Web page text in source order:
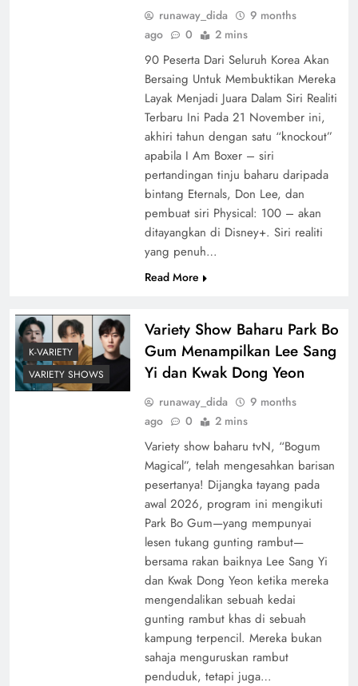
runaway_dida
9 months
ago
0 2 mins
90 Peserta Dari Seluruh Korea Akan
Bersaing Untuk Membuktikan Mereka
Layak Menjadi Juara Dalam Siri Realiti
Terbaru Ini Pada 21 November ini,
akhiri tahun dengan satu “knockout”
apabila I Am Boxer – siri
pertandingan tinju baharu daripada
bintang Eternals, Don Lee, dan
pembuat siri Physical: 100 – akan
ditayangkan di Disney+. Siri realiti
yang penuh…
Read More
K-VARIETY
VARIETY SHOWS
Variety Show Baharu Park Bo
Gum Menampilkan Lee Sang
Yi dan Kwak Dong Yeon
runaway_dida
9 months
ago
0 2 mins
Variety show baharu tvN, “Bogum
Magical”, telah mengesahkan barisan
pesertanya! Dijangka tayang pada
awal 2026, program ini mengikuti
Park Bo Gum—yang mempunyai
lesen tukang gunting rambut—
bersama rakan baiknya Lee Sang Yi
dan Kwak Dong Yeon ketika mereka
mengendalikan sebuah kedai
gunting rambut khas di sebuah
kampung terpencil. Mereka bukan
sahaja menguruskan rambut
penduduk, tetapi juga…